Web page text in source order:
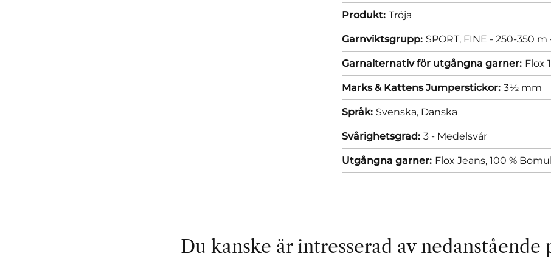
Produkt: Tröja
Garnviktsgrupp: SPORT, FINE - 250-350 m
Garnalternativ för utgångna garner: Flox
Marks & Kattens Jumperstickor: 3½ mm
Språk: Svenska, Danska
Svårighetsgrad: 3 - Medelsvår
Utgångna garner: Flox Jeans, 100 %
Du kanske är intresserad av